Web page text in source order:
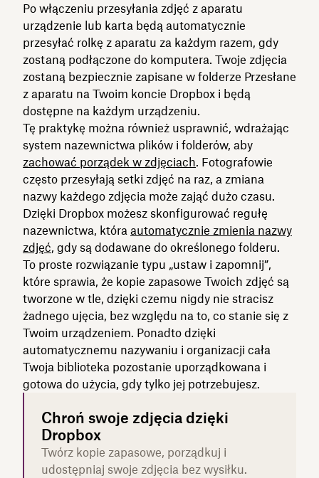
Po włączeniu przesyłania zdjęć z aparatu
urządzenie lub karta będą automatycznie
przesyłać rolkę z aparatu za każdym razem, gdy
zostaną podłączone do komputera. Twoje zdjęcia
zostaną bezpiecznie zapisane w folderze Przesłane
z aparatu na Twoim koncie Dropbox i będą
dostępne na każdym urządzeniu.
Tę praktykę można również usprawnić, wdrażając
system nazewnictwa plików i folderów, aby
zachować porządek w zdjęciach. Fotografowie
często przesyłają setki zdjęć na raz, a zmiana
nazwy każdego zdjęcia może zająć dużo czasu.
Dzięki Dropbox możesz skonfigurować regułę
nazewnictwa, która automatycznie zmienia nazwy
zdjęć, gdy są dodawane do określonego folderu.
To proste rozwiązanie typu „ustaw i zapomnij”,
które sprawia, że kopie zapasowe Twoich zdjęć są
tworzone w tle, dzięki czemu nigdy nie stracisz
żadnego ujęcia, bez względu na to, co stanie się z
Twoim urządzeniem. Ponadto dzięki
automatycznemu nazywaniu i organizacji cała
Twoja biblioteka pozostanie uporządkowana i
gotowa do użycia, gdy tylko jej potrzebujesz.
Chroń swoje zdjęcia dzięki
Dropbox
Twórz kopie zapasowe, porządkuj i
udostępniaj swoje zdjęcia bez wysiłku.